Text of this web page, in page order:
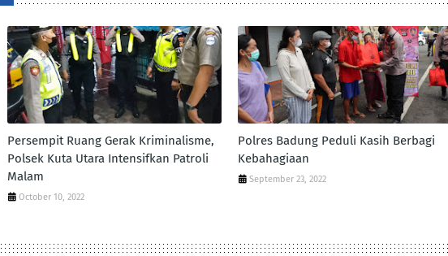
Persempit Ruang Gerak Kriminalisme,
Polsek Kuta Utara Intensifkan Patroli
Malam
October 10, 2022
Polres Badung Peduli Kasih Berbagi
Kebahagiaan
September 23, 2022